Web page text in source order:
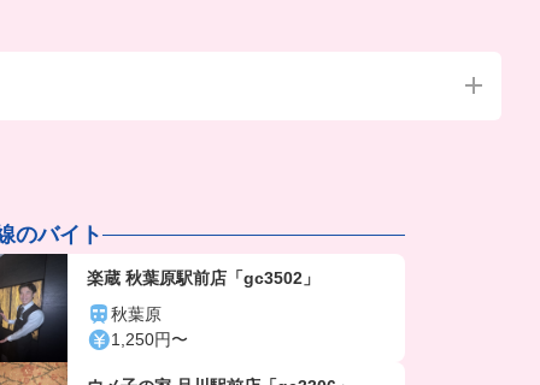
のバイト
楽蔵 秋葉原駅前店「gc3502」
秋葉原
1,250円〜